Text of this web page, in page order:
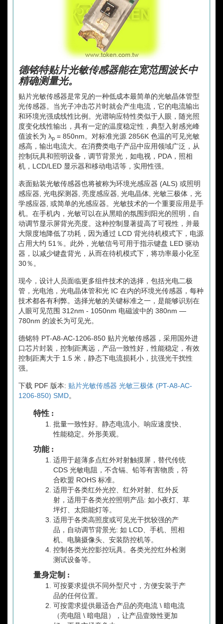
德铭特贴片光敏传感器能在宽范围波长中
精确测量光。
贴片光敏传感器是常见的一种低成本最简单的光敏晶体管型
光传感器。当光子冲击芯片时就会产生电流，它的电流输出
和环境光强成线性比例。光谱响应特性类似于人眼，随光照
度变化线性输出，具有一定的温度稳定性，典型入射感光峰
值波长为 λp = 850nm。对标准光源 2856K 色温的可见光敏
感高，输出电流大。在消费类电子产品中应用领域广泛，从
控制玩具和照明设备，调节背景光，如电视，PDA，照相
机，LCD/LED 显示器和移动电话等，实用性强。
表面贴装光敏传感器也将被称为环境光感应器 (ALS) 或照明
感应器, 光电探测器, 亮度感应器, 光电晶体, 光敏三极体，光
学感应器, 或简单的光感应器。光敏技术的一个重要应用是手
机。在手机内，光敏可以在从黑暗的氛围到阳光的照明，自
动调节显示屏背光亮度。这种控制显著提高了可视性，并最
大限度地降低了功耗，因为通过 LCD 背光待机模式下，电源
占用大约 51％。此外，光敏信号可用于指示键盘 LED 驱动
器，以减少键盘背光，从而在待机模式下，将功率最小化至
30％。
现今，设计人员面临更多组件技术的选择，包括光电二极
管，光电池，光电晶体管和光 IC 在内的环境光传感器，每种
技术都各有利弊。选择光敏的关键标准之一，是能够识别在
人眼可见范围 312nm - 1050nm 电磁波中的 380nm —
780nm 的波长为可见光。
德铭特 PT-A8-AC-1206-850 贴片光敏传感器，采用国外进
口芯片封装，控制距离远，产品一致性好，性能稳定，有效
控制距离大于 1.5 米，静态下电流损耗小，抗强光干扰性
强。
下载 PDF 版本: 贴片光敏传感器 光敏三极体 (PT-A8-AC-
1206-850) SMD。
特性 :
批量一致性好。静态电流小。响应速度快、
性能稳定。外形美观。
功能 :
适用于超薄多点红外对射触摸屏，替代传统
CDS 光敏电阻，不含镉、铅等有害物质，符
合欧盟 ROHS 标准。
适用于各类红外光控、红外对射、红外反
射，适用于各类光控照明产品: 如小夜灯、草
坪灯、太阳能灯等。
适用于各类高照度或可见光干扰较强的产
品，自动调节背景光: 如 LCD、手机、照相
机、电脑摄像头、安装防控机等。
控制各类光控影控玩具。各类光控红外检测
测试设备等。
量身定制 :
可按要求提供不同外型尺寸，方便安装于产
品的任何位置。
可按需求提供最适合产品的亮电流 \ 暗电流
（亮电阻 \ 暗电阻），让产品壹致性更加